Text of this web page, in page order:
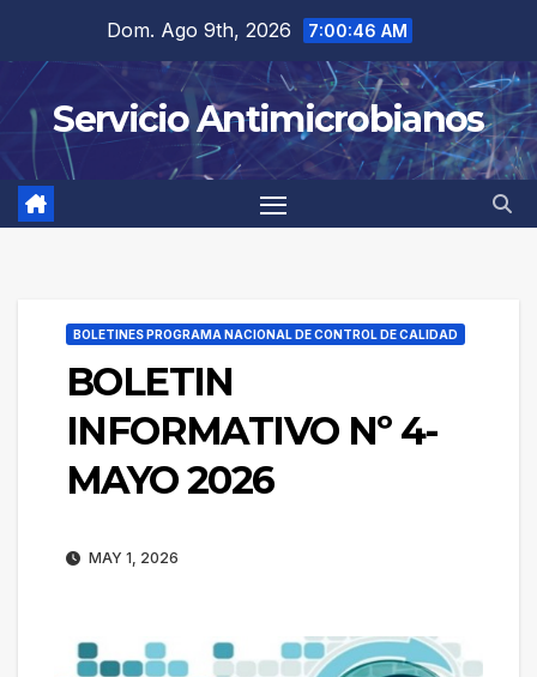
contenido
Dom. Ago 9th, 2026 7:00:46 AM
Servicio Antimicrobianos
BOLETINES PROGRAMA NACIONAL DE CONTROL DE CALIDAD
BOLETIN
INFORMATIVO Nº 4-
MAYO 2026
MAY 1, 2026